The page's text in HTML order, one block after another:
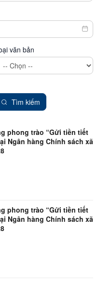
văn bản
Tìm kiếm
phong trào “Gửi tiền tiết
Ngân hàng Chính sách xã
phong trào “Gửi tiền tiết
Ngân hàng Chính sách xã